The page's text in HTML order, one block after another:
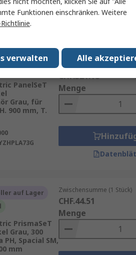
auf Lager
PanelSeT
Grau, für
900 mm, T.
Zwischensumme (1 Stück)
CHF.321.18
Menge
auf Lager
PrismaSeT
Grau, 300
Spacial SM,
mm
Zwischensumme (1 Stück)
CHF.44.51
Menge
Funktionen einschränken. Weitere
.
Alle
verwalten